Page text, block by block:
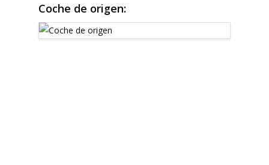
Coche de origen: